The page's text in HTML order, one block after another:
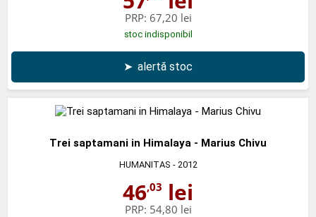
PRP: 67,20 lei
stoc indisponibil
➤ alertă stoc
Trei saptamani in Himalaya - Marius Chivu
HUMANITAS - 2012
46,03 lei
PRP: 54,80 lei